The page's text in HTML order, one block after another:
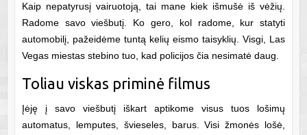
Kaip nepatyrusį vairuotoją, tai mane kiek išmušė iš vėžių.
Radome savo viešbutį. Ko gero, kol radome, kur statyti
automobilį, pažeidėme tuntą kelių eismo taisyklių. Visgi, Las
Vegas miestas stebino tuo, kad policijos čia nesimatė daug.
Toliau viskas priminė filmus
Įėję į savo viešbutį iškart aptikome visus tuos lošimų
automatus, lemputes, švieseles, barus. Visi žmonės lošė,